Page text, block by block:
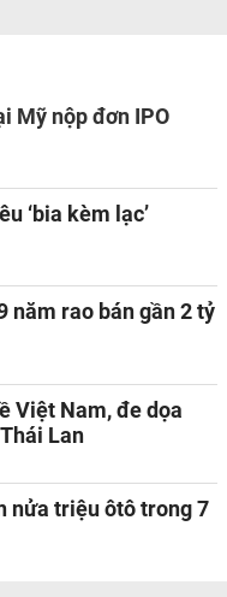
Mỹ nộp đơn IPO
‘bia kèm lạc’
năm rao bán gần 2 tỷ
Việt Nam, đe dọa
Lan
nửa triệu ôtô trong 7